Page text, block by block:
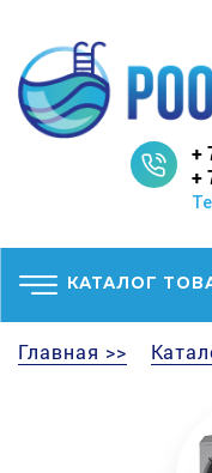
+
+
КАТАЛОГ
Главная >>